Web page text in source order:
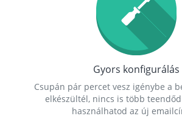
Gyors konfigurálás
Csupán pár percet vesz igénybe a
elkészültél, nincs is több
használhatod az új